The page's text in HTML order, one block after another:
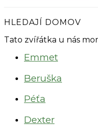
HLEDAJÍ DOMOV
Tato zvířátka u nás
Emmet
Beruška
Péťa
Dexter